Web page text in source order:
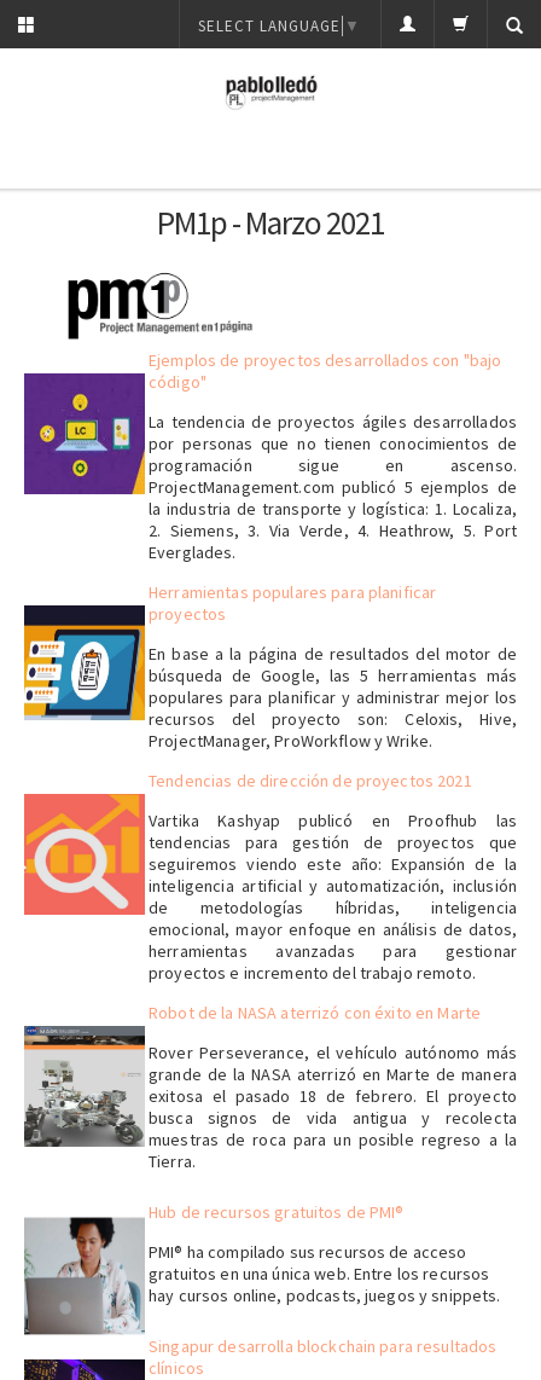
SELECT LANGUAGE ▼
PM1p - Marzo 2021
Ejemplos de proyectos desarrollados con "bajo
código"
La tendencia de proyectos ágiles desarrollados
por personas que no tienen conocimientos de
programación sigue en ascenso.
ProjectManagement.com publicó 5 ejemplos de
la industria de transporte y logística: 1. Localiza,
2. Siemens, 3. Via Verde, 4. Heathrow, 5. Port
Everglades.
Herramientas populares para planificar
proyectos
En base a la página de resultados del motor de
búsqueda de Google, las 5 herramientas más
populares para planificar y administrar mejor los
recursos del proyecto son: Celoxis, Hive,
ProjectManager, ProWorkflow y Wrike.
Tendencias de dirección de proyectos 2021
Vartika Kashyap publicó en Proofhub las
tendencias para gestión de proyectos que
seguiremos viendo este año: Expansión de la
inteligencia artificial y automatización, inclusión
de metodologías híbridas, inteligencia
emocional, mayor enfoque en análisis de datos,
herramientas avanzadas para gestionar
proyectos e incremento del trabajo remoto.
Robot de la NASA aterrizó con éxito en Marte
Rover Perseverance, el vehículo autónomo más
grande de la NASA aterrizó en Marte de manera
exitosa el pasado 18 de febrero. El proyecto
busca signos de vida antigua y recolecta
muestras de roca para un posible regreso a la
Tierra.
Hub de recursos gratuitos de PMI®
PMI® ha compilado sus recursos de acceso
gratuitos en una única web. Entre los recursos
hay cursos online, podcasts, juegos y snippets.
Singapur desarrolla blockchain para resultados
clínicos